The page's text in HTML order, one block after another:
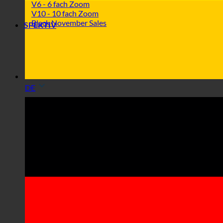
DE
V6 - 6 fach Zoom
V10 - 10 fach Zoom
Black November Sales
SPEKTIV